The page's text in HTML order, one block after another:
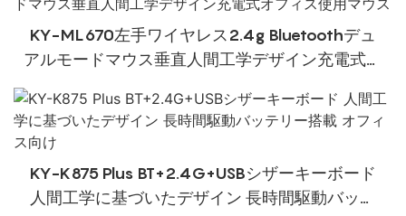
KY-ML670左手ワイヤレス2.4g Bluetoothデュ
アルモードマウス垂直人間工学デザイン充電式オ
KY-K875 Plus BT+2.4G+USBシザーキーボード
人間工学に基づいたデザイン 長時間駆動バッテ